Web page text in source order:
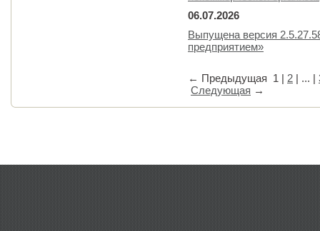
06.07.2026
Выпущена версия
предприятием»
← Предыдущая 1 | 2 | ... |
Следующая →